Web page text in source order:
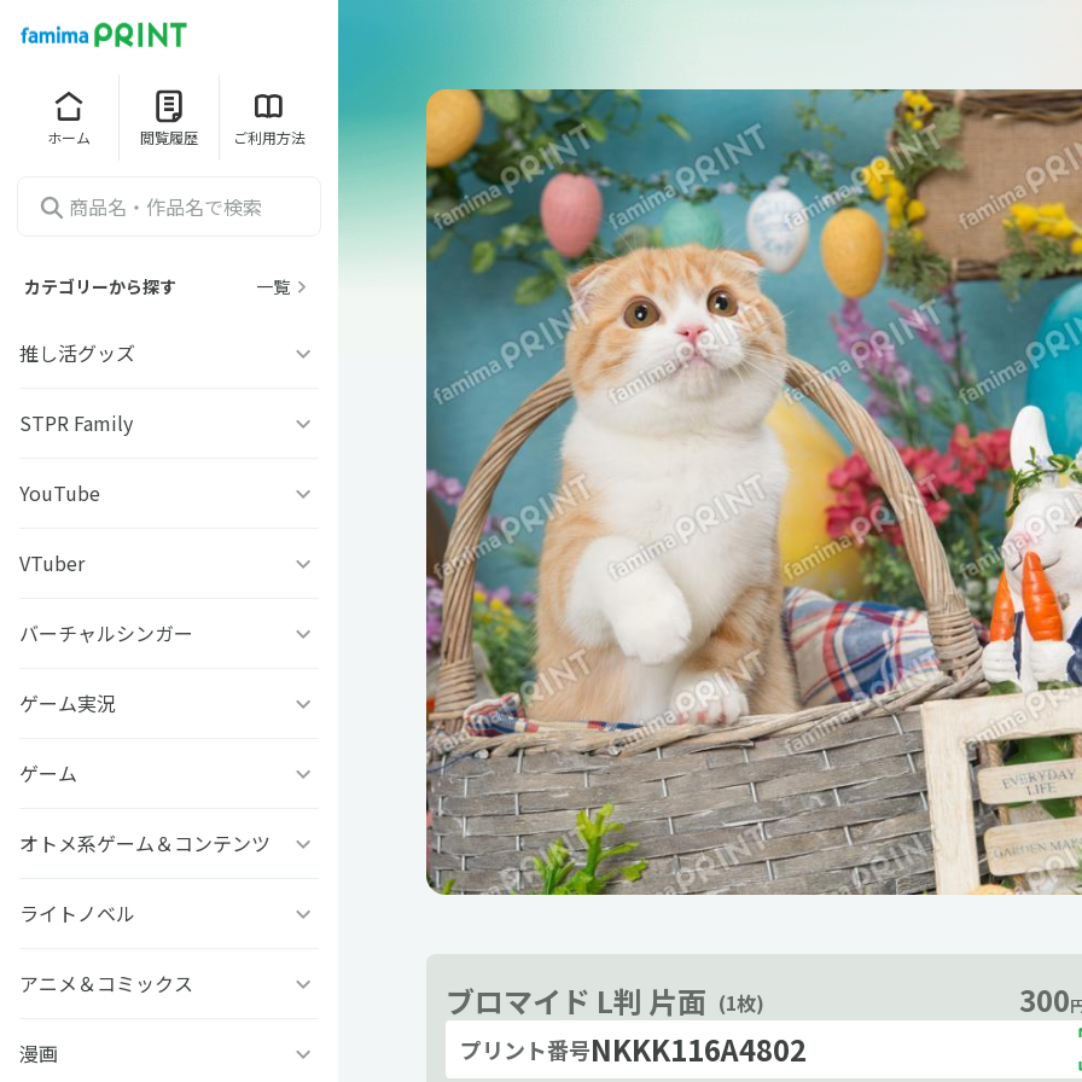
ホーム 閲覧履歴 ご利用方法
カテゴリーから探す 一覧
推し活グッズ
うちわシール
ファミッペ
うちわ背景
写真撮影背景
うちわ文字プリント
GIFUSHO 岐阜県立岐阜商
STPR Family
AMPTAKｘCOLORS
すとぷり
すにすて - SneakerStep
めておら - Meteorites -
騎士X - Knight X -
とぅるりぷ - True&Lip
YouTube
ねこほうチャンネル
ぼくたちのあそびば
ププ
豆柴富とのふたり暮らし
VTuber
VASE
クラーテイル
ななし学園 方言研究会
描乃EMOイラストシリーズ
Art Stone Entertainment
バーチャルシンガー
TOKYO6キャラクターズ
ゲーム実況
アマル
さんちゃんく！
ストグラカップル
モノパスイーツフェス
ゲーム
フライハイトクラウディア
ゲームその他
アイドルデスゲームTV
原神
オトメ系ゲーム＆コンテンツ
Clock over ORQUESTA
ときめきメモリアル Girl’s
ライトノベル
ビーンズ文庫24周年
MFブックス
アニメ＆コミックス
聖女の魔力は万能です
漫画
ブロマイド L判 片面 (1枚) 300
プリント番号NKKK116A4802